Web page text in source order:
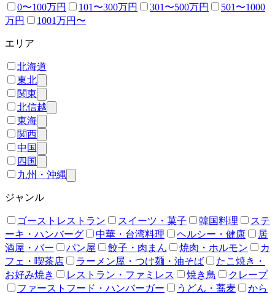
0〜100万円 101〜300万円 301〜500万円
501〜1000
万円
1001万円〜
エリア
北海道
東北
関東
北信越
東海
関西
中国
四国
九州・沖縄
ジャンル
ゴーストレストラン スイーツ・菓子 韓国料理
ステ
ーキ・ハンバーグ
中華・台湾料理 ヘルシー・健康
居
酒屋・バー
パン屋 餃子・肉まん 焼肉・ホルモン
カ
フェ・喫茶店
ラーメン屋・つけ麺・油そば
たこ焼き・
お好み焼き
レストラン・ファミレス 焼き鳥
クレープ
ファーストフード・ハンバーガー
うどん・蕎麦
から